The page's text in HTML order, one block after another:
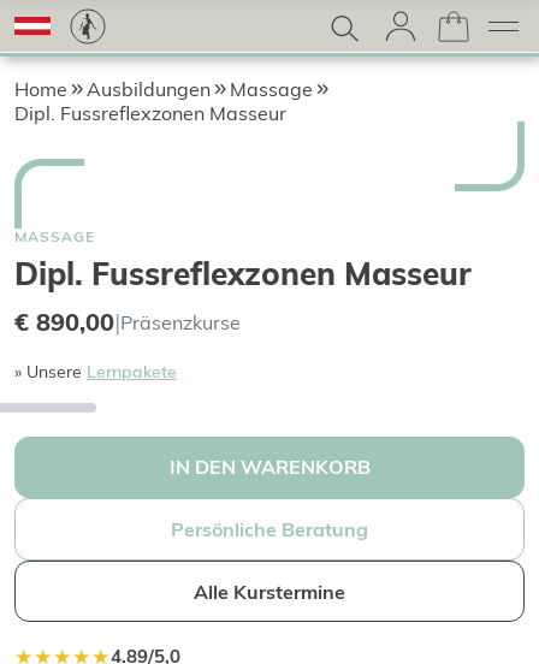
Home Ausbildungen
Massage
Dipl. Fussreflexzonen Masseur
MASSAGE
Dipl. Fussreflexzonen Masseur
€ 890,00|Präsenzkurse
» Unsere Lernpakete
IN DEN WARENKORB
Persönliche Beratung
Alle Kurstermine
★★★★★4.89/5,0